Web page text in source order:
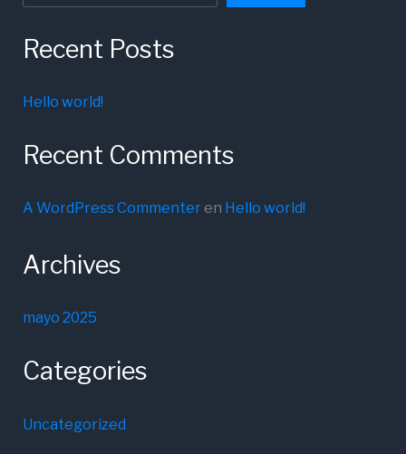
Recent Posts
Hello world!
Recent Comments
A WordPress Commenteren Hello world!
Archives
mayo 2025
Categories
Uncategorized